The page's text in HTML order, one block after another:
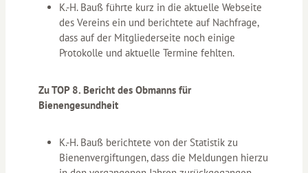
K.-H. Bauß führte kurz in die aktuelle Webseite
des Vereins ein und berichtete auf Nachfrage,
dass auf der Mitgliederseite noch einige
Protokolle und aktuelle Termine fehlten.
Zu TOP 8. Bericht des Obmanns für
Bienengesundheit
K.-H. Bauß berichtete von der Statistik zu
Bienenvergiftungen, dass die Meldungen hierzu